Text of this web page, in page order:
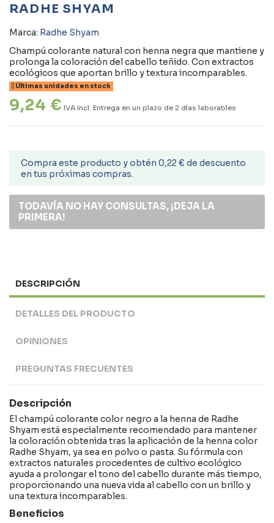
RADHE SHYAM
Marca: Radhe Shyam
Champú colorante natural con henna negra que mantiene y
prolonga la coloración del cabello teñido. Con extractos
ecológicos que aportan brillo y textura incomparables.
Últimas unidades en stock
9,24 € IVA incl. Entrega en un plazo de 2 días laborables
Compra este producto y obtén 0,22 € de descuento
en tus próximas compras.
TODAVÍA NO HAY CONSULTAS, ¡DEJA LA
PRIMERA!
DESCRIPCIÓN
DETALLES DEL PRODUCTO
OPINIONES
PREGUNTAS FRECUENTES
Descripción
El champú colorante color negro a la henna de Radhe
Shyam está especialmente recomendado para mantener
la coloración obtenida tras la aplicación de la henna color
Radhe Shyam, ya sea en polvo o pasta. Su fórmula con
extractos naturales procedentes de cultivo ecológico
ayuda a prolongar el tono del cabello durante más tiempo,
proporcionando una nueva vida al cabello con un brillo y
una textura incomparables.
Beneficios